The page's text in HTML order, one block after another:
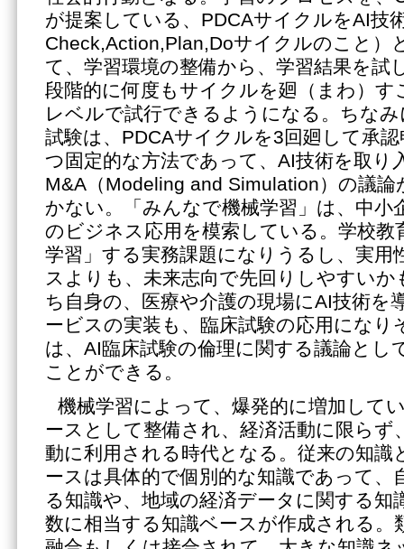
が提案している、PDCAサイクルをAI技
Check,Action,Plan,Doサイクルのこと）
て、学習環境の整備から、学習結果を試
段階的に何度もサイクルを廻（まわ）す
レベルで試行できるようになる。ちな
試験は、PDCAサイクルを3回廻して承
つ固定的な方法であって、AI技術を取り
M&A（Modeling and Simulation）の議
かない。「みんなで機械学習」は、中小
のビジネス応用を模索している。学校教
学習」する実務課題になりうるし、実用
スよりも、未来志向で先回りしやすい
ち自身の、医療や介護の現場にAI技術を
ービスの実装も、臨床試験の応用になり
は、AI臨床試験の倫理に関する議論とし
ことができる。
機械学習によって、爆発的に増加して
ースとして整備され、経済活動に限らず
動に利用される時代となる。従来の知識
ースは具体的で個別的な知識であって、
る知識や、地域の経済データに関する知
数に相当する知識ベースが作成される。